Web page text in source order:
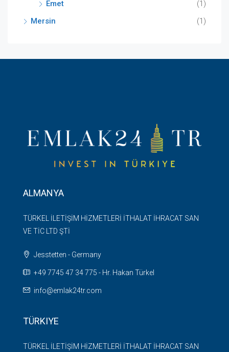
Emet
(1)
Mersin
(1)
ALMANYA
TÜRKEL İLETİŞİM HİZMETLERİ İTHALAT İHRACAT SAN
VE TİC LTD ŞTİ
Jesstetten - Germany
+49 7745 47 34 775 - Hr. Hakan Türkel
info@emlak24tr.com
TÜRKIYE
TÜRKEL İLETİŞİM HİZMETLERİ İTHALAT İHRACAT SAN